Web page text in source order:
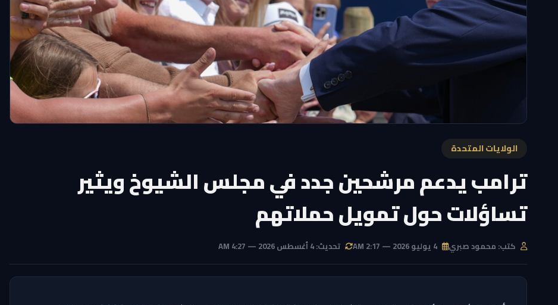
الولايات المتحدة
ترامب يدعم مرشحين جدد في مجلس الشيوخ ويثير
تساؤلات حول تمويل حملاتهم
كتب: محمود صبري تحديث: 4 أغسطس 2026 — 4:27 AM